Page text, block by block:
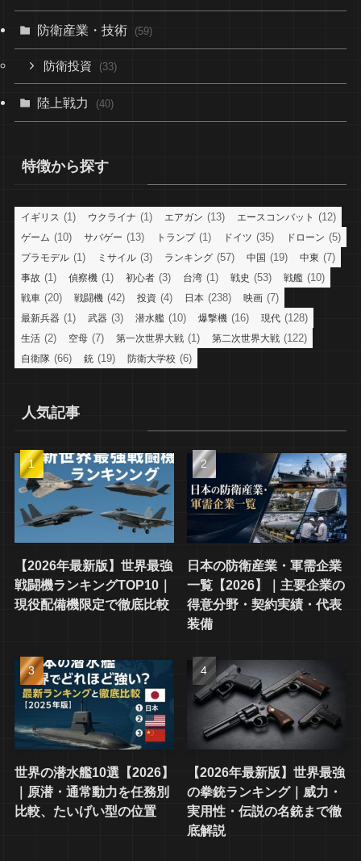
防衛産業・技術 (59)
防衛投資 (33)
陸上戦力 (40)
特徴から探す
イギリス (1) ウクライナ (1) エアガン (13) エースコンバット (12)
ゲーム (10) サバゲー (13) トランプ(1) ドイツ (35) ドローン (5)
プラモデル (1) ミサイル (3) ランキング (57) 中国 (19) 中東 (7)
事故 (1) 偵察機 (1) 初心者 (3) 台湾 (1) 戦史 (53) 戦艦 (10)
戦車 (20) 戦闘機 (42) 投資 (4) 日本 (238) 映画 (7)
最新兵器 (1) 武器 (3) 潜水艦 (10) 爆撃機 (16) 現代 (128)
生活 (2) 空母 (7) 第一次世界大戦 (1) 第二次世界大戦 (122)
自衛隊 (66) 銃 (19) 防衛大学校 (6)
人気記事
【2026年最新版】世界最強
戦闘機ランキングTOP10｜
現役配備機限定で徹底比較
日本の防衛産業・軍需企業
一覧【2026】｜主要企業の
得意分野・契約実績・代表
装備
世界の潜水艦10選【2026】
｜原潜・通常動力を任務別
比較、たいげい型の位置
【2026年最新版】世界最強
の拳銃ランキング｜威力・
実用性・伝説の名銃まで徹
底解説